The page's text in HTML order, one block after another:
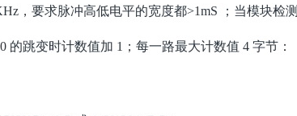
，要求脉冲高低电平的宽度都>1mS ；当模块检测
的跳变时计数值加 1；每一路最大计数值 4 字节：